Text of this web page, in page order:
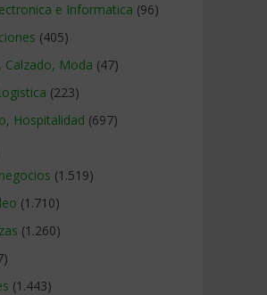
e Informatica (96)
(405)
Calzado, Moda (47)
(223)
Hospitalidad (697)
(1.519)
(1.710)
(1.260)
(1.443)